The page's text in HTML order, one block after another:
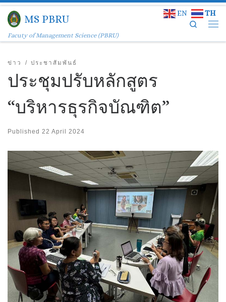
Skip to content
MS PBRU
Facuty of Management Science (PBRU)
Search
ข่าว ประชาสัมพันธ์
ประชุมปรับหลักสูตร
“บริหารธุรกิจบัณฑิต”
Published 22 April 2024
EN TH